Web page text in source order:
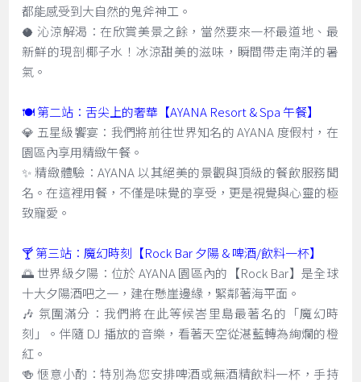
都能感受到大自然的鬼斧神工。
🥥 沁涼解渴：在欣賞美景之餘，當然要來一杯最道地、最
新鮮的現剖椰子水！冰涼甜美的滋味，瞬間帶走南洋的暑
氣。
🍽️ 第二站：舌尖上的奢華【AYANA Resort & Spa 午餐】
💎 五星級饗宴：我們將前往世界知名的 AYANA 度假村，在
園區內享用精緻午餐。
✨ 精緻體驗：AYANA 以其絕美的景觀與頂級的餐飲服務聞
名。在這裡用餐，不僅是味覺的享受，更是視覺與心靈的極
致寵愛。
🍸 第三站：魔幻時刻【Rock Bar 夕陽 & 啤酒/飲料一杯】
🌅 世界級夕陽：位於 AYANA 園區內的【Rock Bar】是全球
十大夕陽酒吧之一，建在懸崖邊緣，緊鄰著海平面。
🎶 氛圍滿分：我們將在此等候峇里島最著名的「魔幻時
刻」。伴隨 DJ 播放的音樂，看著天空從湛藍轉為絢爛的橙
紅。
🍻 愜意小酌：特別為您安排啤酒或無酒精飲料一杯，手持